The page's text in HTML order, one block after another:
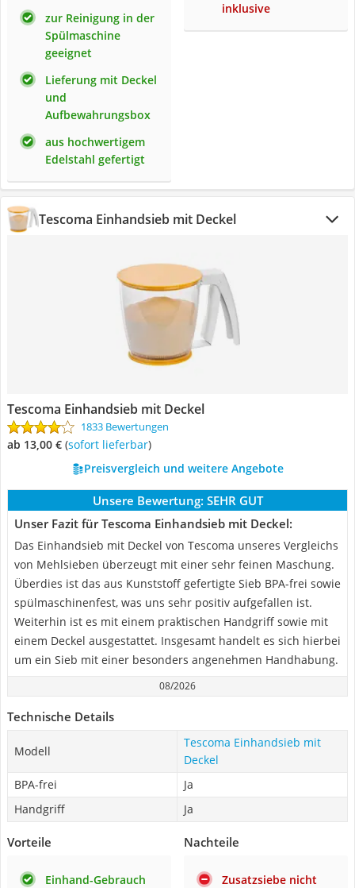
zur Reinigung in der
Spülmaschine
geeignet
Lieferung mit Deckel
und
Aufbewahrungsbox
aus hochwertigem
Edelstahl gefertigt
inklusive
Tescoma Einhandsieb mit Deckel
Tescoma Einhandsieb mit Deckel
1833 Bewertungen
ab 13,00 € ( Sofort lieferbar)
Preisvergleich und weitere Angebote
Unsere Bewertung: SEHR GUT
Unser Fazit für Tescoma Einhandsieb mit Deckel:
Das Einhandsieb mit Deckel von Tescoma unseres Vergleichs
von Mehlsieben überzeugt mit einer sehr feinen Maschung.
Überdies ist das aus Kunststoff gefertigte Sieb BPA-frei sowie
spülmaschinenfest, was uns sehr positiv aufgefallen ist.
Weiterhin ist es mit einem praktischen Handgriff sowie mit
einem Deckel ausgestattet. Insgesamt handelt es sich hierbei
um ein Sieb mit einer besonders angenehmen Handhabung.
08/2026
Technische Details
Modell
Tescoma Einhandsieb mit
Deckel
BPA-frei
Ja
Handgriff
Ja
Vorteile
Einhand-Gebrauch
Nachteile
Zusatzsiebe nicht